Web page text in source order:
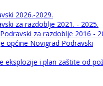
2026.-2029.
za razdoblje 2021. - 2025.
za razdoblje 2016 -
općine Novigrad Podravski
i plan zaštite od